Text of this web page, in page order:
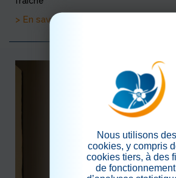
> En savoir plus
Nous utilisons des
cookies, y compris
cookies tiers, à des
de